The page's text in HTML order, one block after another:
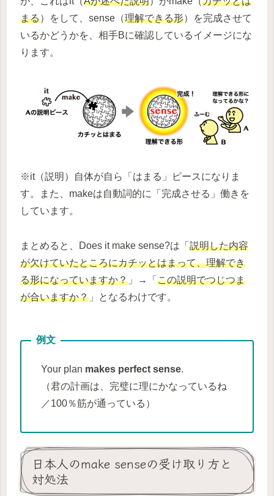
まる）をして、sense（理解できる形）を完成させて
いるかどうかを、相手Bに確認しているイメージにな
ります。
※it（説明）自体が自ら「はまる」ピースになりま
す。また、makeは自動詞的に「完成させる」働きを
しています。
まとめると、Does it make sense?は「 説明した内容
が欠けていたところにカチッとはまって、理解でき
る形になっていますか？ 」→「 この説明でつじつま
が合いますか？ 」となるわけです。
Your plan makes perfect sense.
（君の計画は、完璧に理にかなっているね
／100％筋が通っている）
日本人のmake senseの受け取り方と
対処法